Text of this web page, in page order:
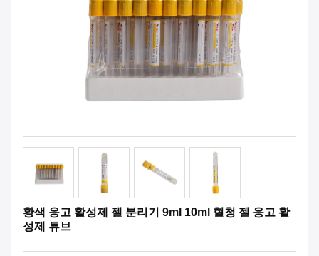
황색 응고 활성제 젤 분리기 9ml 10ml 혈청 젤 응고 활
성제 튜브